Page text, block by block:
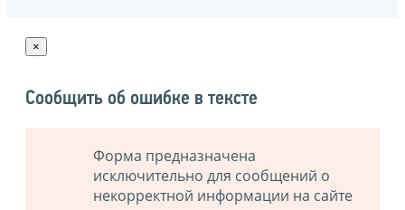
×
Сообщить об ошибке в тексте
Форма предназначена
исключительно для сообщений о
некорректной информации на сайте